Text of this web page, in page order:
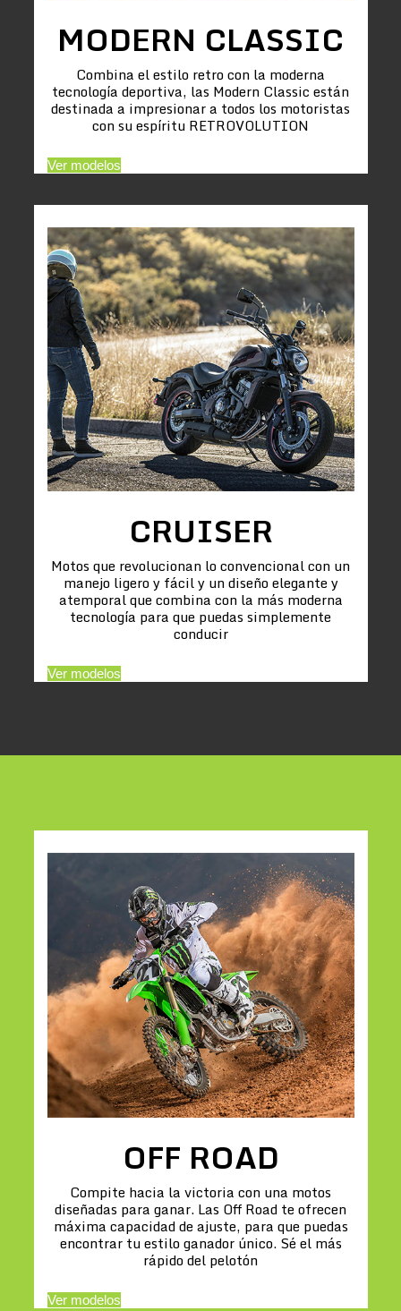
MODERN CLASSIC
Combina el estilo retro con la moderna
tecnología deportiva, las Modern Classic están
destinada a impresionar a todos los motoristas
con su espíritu RETROVOLUTION
Ver modelos
CRUISER
Motos que revolucionan lo convencional con un
manejo ligero y fácil y un diseño elegante y
atemporal que combina con la más moderna
tecnología para que puedas simplemente
conducir
Ver modelos
OFF ROAD
Compite hacia la victoria con una motos
diseñadas para ganar. Las Off Road te ofrecen
máxima capacidad de ajuste, para que puedas
encontrar tu estilo ganador único. Sé el más
rápido del pelotón
Ver modelos